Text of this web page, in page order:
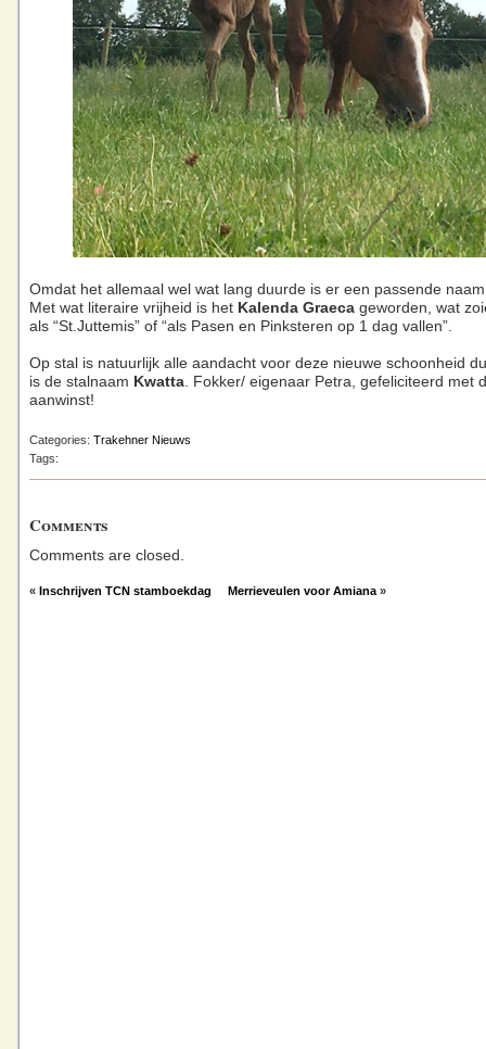
Omdat het allemaal wel wat lang duurde is er een passende
Met wat literaire vrijheid is het Kalenda Graeca geworden, wat
als “St.Juttemis” of “als Pasen en Pinksteren op 1 dag vallen”.
Op stal is natuurlijk alle aandacht voor deze nieuwe schoonheid
is de stalnaam Kwatta. Fokker/ eigenaar Petra, gefeliciteerd met
aanwinst!
Categories: Trakehner Nieuws
Tags:
Comments
Comments are closed.
« Inschrijven TCN stamboekdag Merrieveulen voor Amiana »